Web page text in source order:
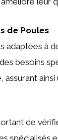
de Poules
à
besoins
de